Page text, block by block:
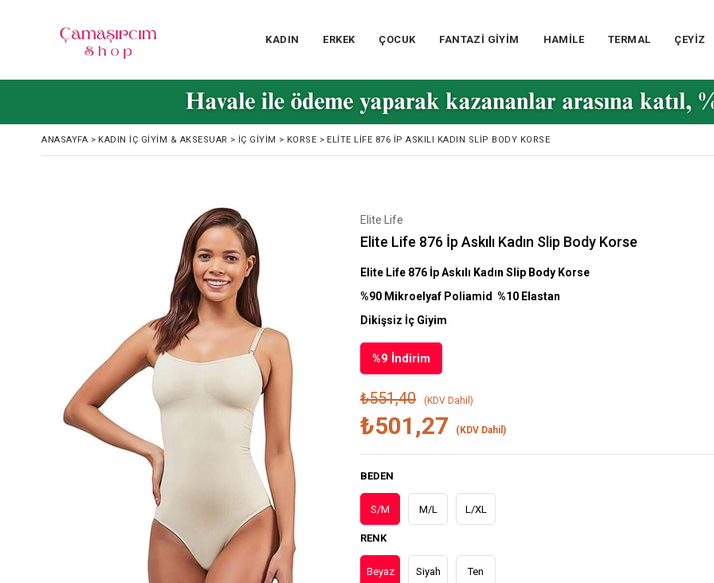
KADIN ERKEK ÇOCUK FANTAZİ GİYİM HAMİLE TERMAL ÇEYİZ
ANASAYFA > KADIN İÇ GIYIM & AKSESUAR > İÇ GIYIM > KORSE > ELITE LIFE 876 İP ASKILI KADIN SLIP BODY KORSE
Elite Life
Elite Life 876 İp Askılı Kadın Slip Body Korse
Elite Life 876 İp Askılı Kadın Slip Body Korse
%90 Mikroelyaf Poliamid %10 Elastan
Dikişsiz İç Giyim
%9 İndirim
₺551,40 (KDV Dahil)
₺501,27 (KDV Dahil)
BEDEN
S/M M/L L/XL
RENK
Beyaz Siyah Ten